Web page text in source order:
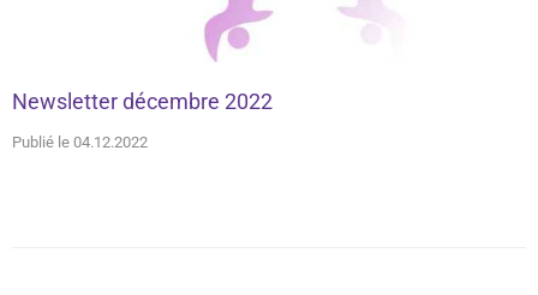
Newsletter décembre 2022
Publié le 04.12.2022